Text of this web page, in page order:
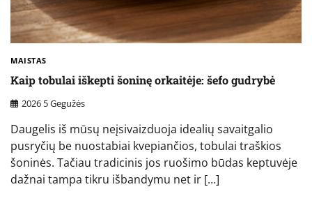
MAISTAS
Kaip tobulai iškepti šoninę orkaitėje: šefo gudrybė
2026 5 Gegužės
Daugelis iš mūsų neįsivaizduoja idealių savaitgalio
pusryčių be nuostabiai kvepiančios, tobulai traškios
šoninės. Tačiau tradicinis jos ruošimo būdas keptuvėje
dažnai tampa tikru išbandymu net ir […]